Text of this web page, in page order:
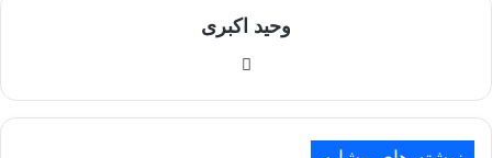
وحید اکبری